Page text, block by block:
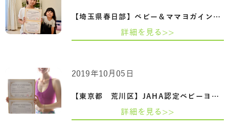
【埼玉県春日部】ベビー＆ママヨガインス…
詳細を見る>>
【東京都 荒川区】JAHA認定ベビーヨガ＆マ…
2019年10月05日
詳細を見る>>